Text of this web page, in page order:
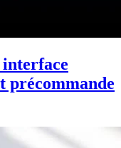
précommande